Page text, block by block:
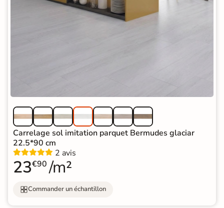
Carrelage sol imitation parquet Bermudes glaciar
22.5*90 cm
2 avis
23€90 /m²
Commander un échantillon